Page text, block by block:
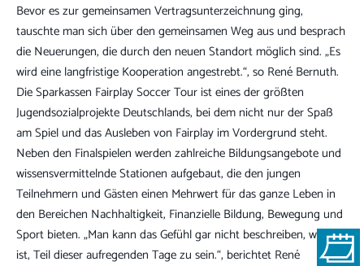
Bevor es zur gemeinsamen Vertragsunterzeichnung ging,
tauschte man sich über den gemeinsamen Weg aus und besprach
die Neuerungen, die durch den neuen Standort möglich sind. „Es
wird eine langfristige Kooperation angestrebt.“, so René Bernuth.
Die Sparkassen Fairplay Soccer Tour ist eines der größten
Jugendsozialprojekte Deutschlands, bei dem nicht nur der Spaß
am Spiel und das Ausleben von Fairplay im Vordergrund steht.
Neben den Finalspielen werden zahlreiche Bildungsangebote und
wissensvermittelnde Stationen aufgebaut, die den jungen
Teilnehmern und Gästen einen Mehrwert für das ganze Leben in
den Bereichen Nachhaltigkeit, Finanzielle Bildung, Bewegung und
Sport bieten. „Man kann das Gefühl gar nicht beschreiben, wie es
ist, Teil dieser aufregenden Tage zu sein.“, berichtet René
Jetzt hier